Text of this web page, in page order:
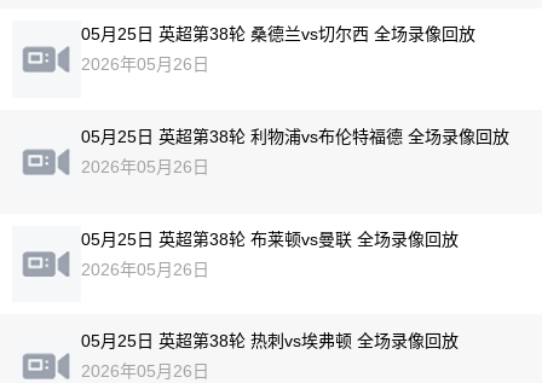
05月25日 英超第38轮 桑德兰vs切尔西 全场录像回放
2026年05月26日
05月25日 英超第38轮 利物浦vs布伦特福德 全场录像回放
2026年05月26日
05月25日 英超第38轮 布莱顿vs曼联 全场录像回放
2026年05月26日
05月25日 英超第38轮 热刺vs埃弗顿 全场录像回放
2026年05月26日